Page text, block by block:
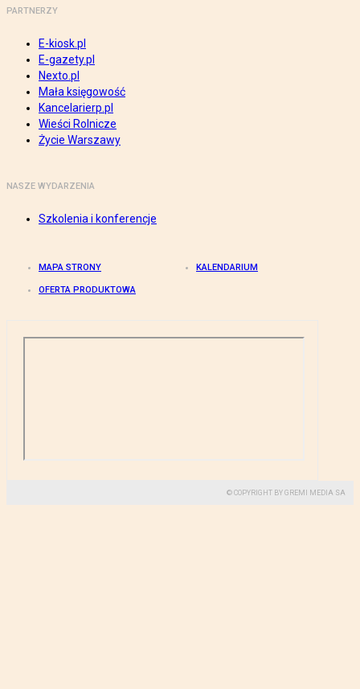
PARTNERZY
E-kiosk.pl
E-gazety.pl
Nexto.pl
Mała księgowość
Kancelarierp.pl
Wieści Rolnicze
Życie Warszawy
NASZE WYDARZENIA
Szkolenia i konferencje
MAPA STRONY KALENDARIUM
OFERTA PRODUKTOWA
© COPYRIGHT BY GREMI MEDIA SA